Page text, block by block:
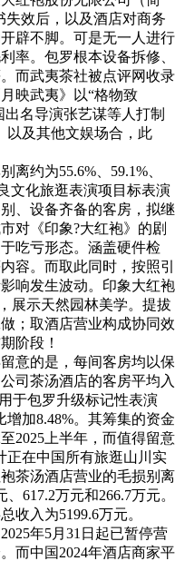
失效后，以及酒店对商务
辟不脚。可是无一人进行
率。包罗根本设备拆修、
而武夷茶社被点评网收录
映武夷》以“格物致
名导演张艺谋等人打制
以及其他文娱场合，此
约为55.6%、59.1%、
文化旅逛表演项目标表演
、设备齐备的客房，拟继
对《印象?大红袍》的剧
吃亏形态。涵盖硬件检
容。而取此同时，按照引
响发生波动。印象大红袍
展示天然园林美学。提拔
；取酒店营业构成协同效
阶段！
的是，每间客房均以保
司茶汤酒店的客房平均入
于包罗升级标记性表演
增加8.48%。其筹集的资金
2025上半年，而值得留意
正在中国所有旅逛山川实
茶汤酒店营业的毛损别离
617.2万元和266.7万元。
收入为5199.6万元。
年5月31日起已暂停营
而中国2024年酒店商家平